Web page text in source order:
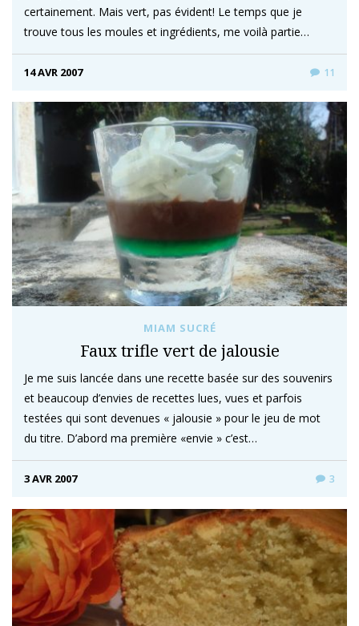
certainement. Mais vert, pas évident! Le temps que je
trouve tous les moules et ingrédients, me voilà partie…
14 AVR 2007 11
MIAM SUCRÉ
Faux trifle vert de jalousie
Je me suis lancée dans une recette basée sur des souvenirs
et beaucoup d’envies de recettes lues, vues et parfois
testées qui sont devenues « jalousie » pour le jeu de mot
du titre. D’abord ma première «envie » c’est…
3 AVR 2007 3